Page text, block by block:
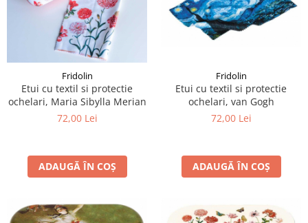
Fridolin
Etui cu textil si protectie
ochelari, Maria Sibylla Merian
72,00 Lei
ADAUGĂ ÎN COȘ
Fridolin
Etui cu textil si protectie
ochelari, van Gogh
72,00 Lei
ADAUGĂ ÎN COȘ